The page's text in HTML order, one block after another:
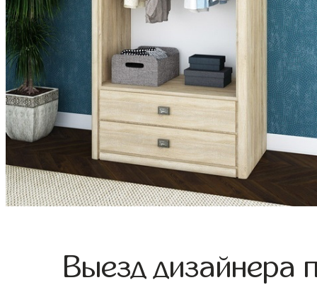
Выезд дизайнера